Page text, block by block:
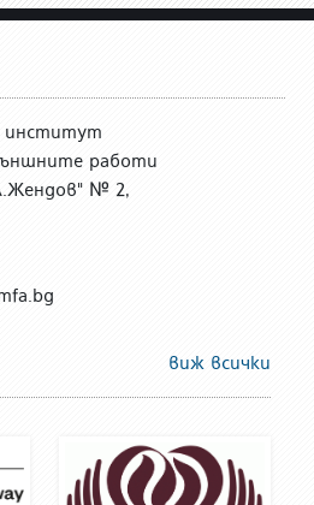
институт
работи
№ 2,
виж всички